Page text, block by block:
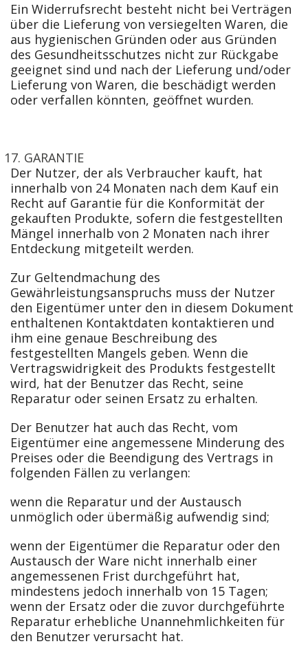
Ein Widerrufsrecht besteht nicht bei Verträgen
über die Lieferung von versiegelten Waren, die
aus hygienischen Gründen oder aus Gründen
des Gesundheitsschutzes nicht zur Rückgabe
geeignet sind und nach der Lieferung und/oder
Lieferung von Waren, die beschädigt werden
oder verfallen könnten, geöffnet wurden.
GARANTIE
Der Nutzer, der als Verbraucher kauft, hat
innerhalb von 24 Monaten nach dem Kauf ein
Recht auf Garantie für die Konformität der
gekauften Produkte, sofern die festgestellten
Mängel innerhalb von 2 Monaten nach ihrer
Entdeckung mitgeteilt werden.
Zur Geltendmachung des
Gewährleistungsanspruchs muss der Nutzer
den Eigentümer unter den in diesem Dokument
enthaltenen Kontaktdaten kontaktieren und
ihm eine genaue Beschreibung des
festgestellten Mangels geben. Wenn die
Vertragswidrigkeit des Produkts festgestellt
wird, hat der Benutzer das Recht, seine
Reparatur oder seinen Ersatz zu erhalten.
Der Benutzer hat auch das Recht, vom
Eigentümer eine angemessene Minderung des
Preises oder die Beendigung des Vertrags in
folgenden Fällen zu verlangen:
wenn die Reparatur und der Austausch
unmöglich oder übermäßig aufwendig sind;
wenn der Eigentümer die Reparatur oder den
Austausch der Ware nicht innerhalb einer
angemessenen Frist durchgeführt hat,
mindestens jedoch innerhalb von 15 Tagen;
wenn der Ersatz oder die zuvor durchgeführte
Reparatur erhebliche Unannehmlichkeiten für
den Benutzer verursacht hat.